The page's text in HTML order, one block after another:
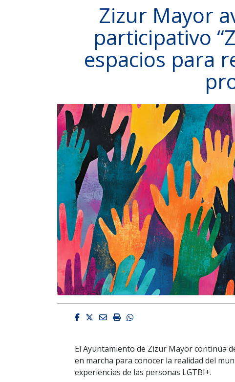
Zizur Mayor
participativo
espacios para
Facebook
Twitter
EmailImprimirWhatsapp
El Ayuntamiento de Zizur Mayor continúa
en marcha para conocer la realidad del
experiencias de las personas LGTBI+.